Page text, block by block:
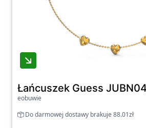
Łańcuszek Guess
eobuwie
Do darmowej dostawy brakuje 88.01zł